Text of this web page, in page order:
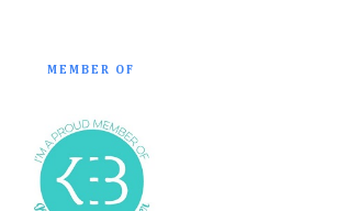
MEMBER OF